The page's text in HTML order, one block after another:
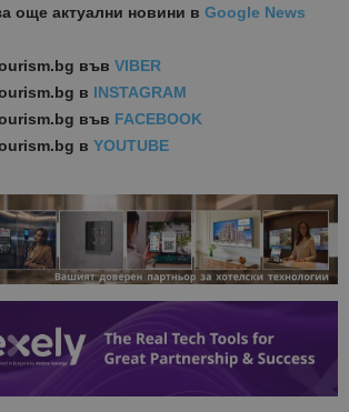
още актуални новини в Google News
във VIBER
в INSTAGRAM
във FACEBOOK
в YOUTUBE